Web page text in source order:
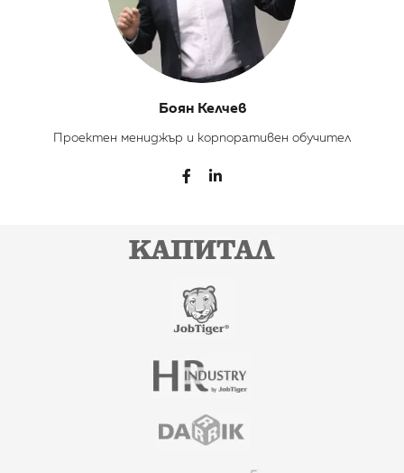
Боян Келчев
Проектен мениджър и корпоративен обучител